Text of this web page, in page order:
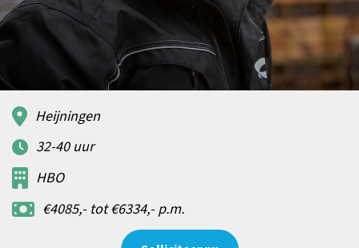
Heijningen
32-40 uur
HBO
€4085,- tot €6334,- p.m.